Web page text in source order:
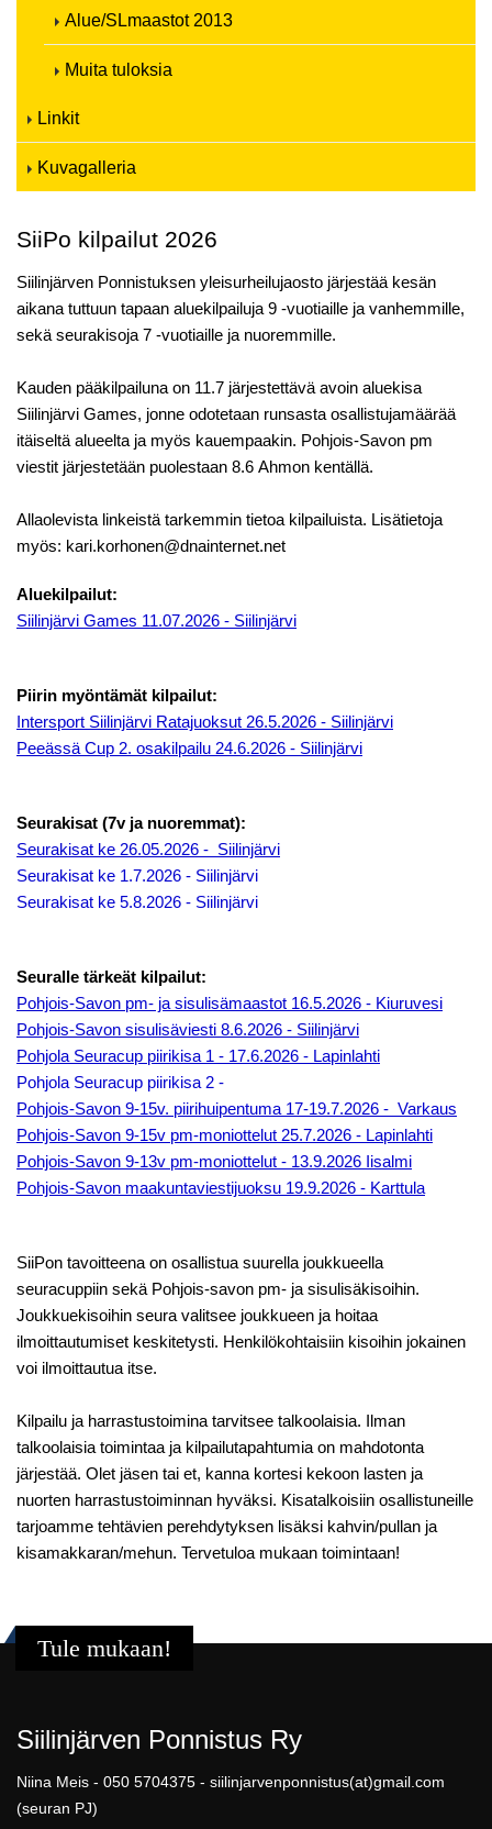
Alue/SLmaastot 2013
Muita tuloksia
Linkit
Kuvagalleria
SiiPo kilpailut 2026
Siilinjärven Ponnistuksen yleisurheilujaosto järjestää kesän
aikana tuttuun tapaan aluekilpailuja 9 -vuotiaille ja vanhemmille,
sekä seurakisoja 7 -vuotiaille ja nuoremmille.
Kauden pääkilpailuna on 11.7 järjestettävä avoin aluekisa
Siilinjärvi Games, jonne odotetaan runsasta osallistujamäärää
itäiseltä alueelta ja myös kauempaakin. Pohjois-Savon pm
viestit järjestetään puolestaan 8.6 Ahmon kentällä.
Allaolevista linkeistä tarkemmin tietoa kilpailuista. Lisätietoja
myös: kari.korhonen@dnainternet.net
Aluekilpailut:
Siilinjärvi Games 11.07.2026 - Siilinjärvi
Piirin myöntämät kilpailut:
Intersport Siilinjärvi Ratajuoksut 26.5.2026 - Siilinjärvi
Peeässä Cup 2. osakilpailu 24.6.2026 - Siilinjärvi
Seurakisat (7v ja nuoremmat):
Seurakisat ke 26.05.2026 - Siilinjärvi
Seurakisat ke 1.7.2026 - Siilinjärvi
Seurakisat ke 5.8.2026 - Siilinjärvi
Seuralle tärkeät kilpailut:
Pohjois-Savon pm- ja sisulisämaastot 16.5.2026 - Kiuruvesi
Pohjois-Savon sisulisäviesti 8.6.2026 - Siilinjärvi
Pohjola Seuracup piirikisa 1 - 17.6.2026 - Lapinlahti
Pohjola Seuracup piirikisa 2 -
Pohjois-Savon 9-15v. piirihuipentuma 17-19.7.2026 - Varkaus
Pohjois-Savon 9-15v pm-moniottelut 25.7.2026 - Lapinlahti
Pohjois-Savon 9-13v pm-moniottelut - 13.9.2026 Iisalmi
Pohjois-Savon maakuntaviestijuoksu 19.9.2026 - Karttula
SiiPon tavoitteena on osallistua suurella joukkueella
seuracuppiin sekä Pohjois-savon pm- ja sisulisäkisoihin.
Joukkuekisoihin seura valitsee joukkueen ja hoitaa
ilmoittautumiset keskitetysti. Henkilökohtaisiin kisoihin jokainen
voi ilmoittautua itse.
Kilpailu ja harrastustoimina tarvitsee talkoolaisia. Ilman
talkoolaisia toimintaa ja kilpailutapahtumia on mahdotonta
järjestää. Olet jäsen tai et, kanna kortesi kekoon lasten ja
nuorten harrastustoiminnan hyväksi. Kisatalkoisiin osallistuneille
tarjoamme tehtävien perehdytyksen lisäksi kahvin/pullan ja
kisamakkaran/mehun. Tervetuloa mukaan toimintaan!
Tule mukaan!
Siilinjärven Ponnistus Ry
Niina Meis - 050 5704375 - siilinjarvenponnistus(at)gmail.com
(seuran PJ)